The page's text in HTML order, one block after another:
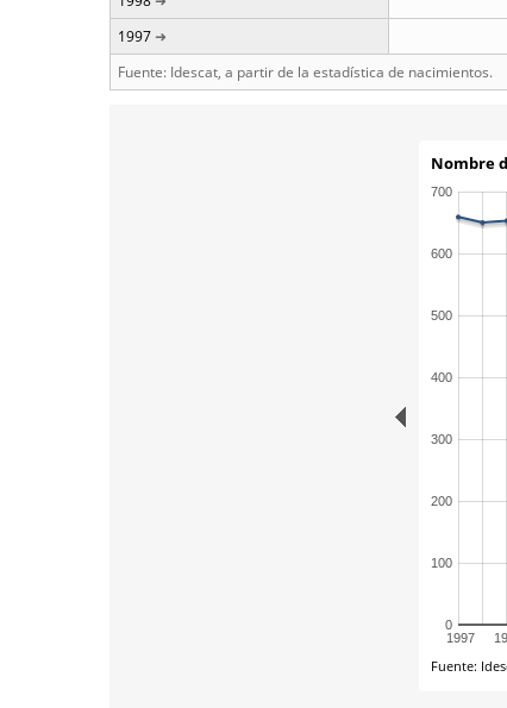
1997
Fuente: Idescat, a partir de la estadística de nacimientos.